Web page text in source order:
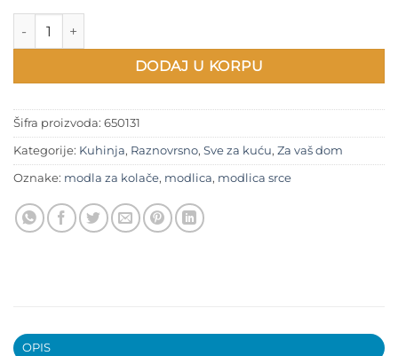
Modlica - Srce sa krilima količina
DODAJ U KORPU
Šifra proizvoda: 650131
Kategorije: Kuhinja, Raznovrsno, Sve za kuću, Za vaš dom
Oznake: modla za kolače, modlica, modlica srce
OPIS